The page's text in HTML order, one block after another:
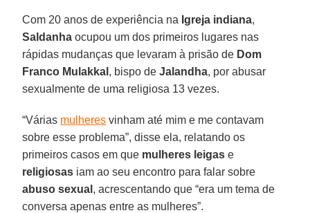
Com 20 anos de experiência na Igreja indiana,
Saldanha ocupou um dos primeiros lugares nas
rápidas mudanças que levaram à prisão de Dom
Franco Mulakkal , bispo deJalandha, por abusar
sexualmente de uma religiosa 13 vezes.
“Várias mulheres vinham até mim e me contavam
sobre esse problema”, disse ela, relatando os
primeiros casos em que mulheres leigas e
religiosas iam ao seu encontro para falar sobre
abuso sexual , acrescentando que “era um tema de
conversa apenas entre as mulheres”.